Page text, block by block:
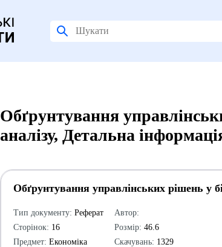
Обґрунтування
аналізу, Детальна
Обґрунтування управлінських рішень у
Тип документу: Реферат
Сторінок: 16
Предмет: Економіка
Автор:
Розмір: 46.6
Скачувань: 1329